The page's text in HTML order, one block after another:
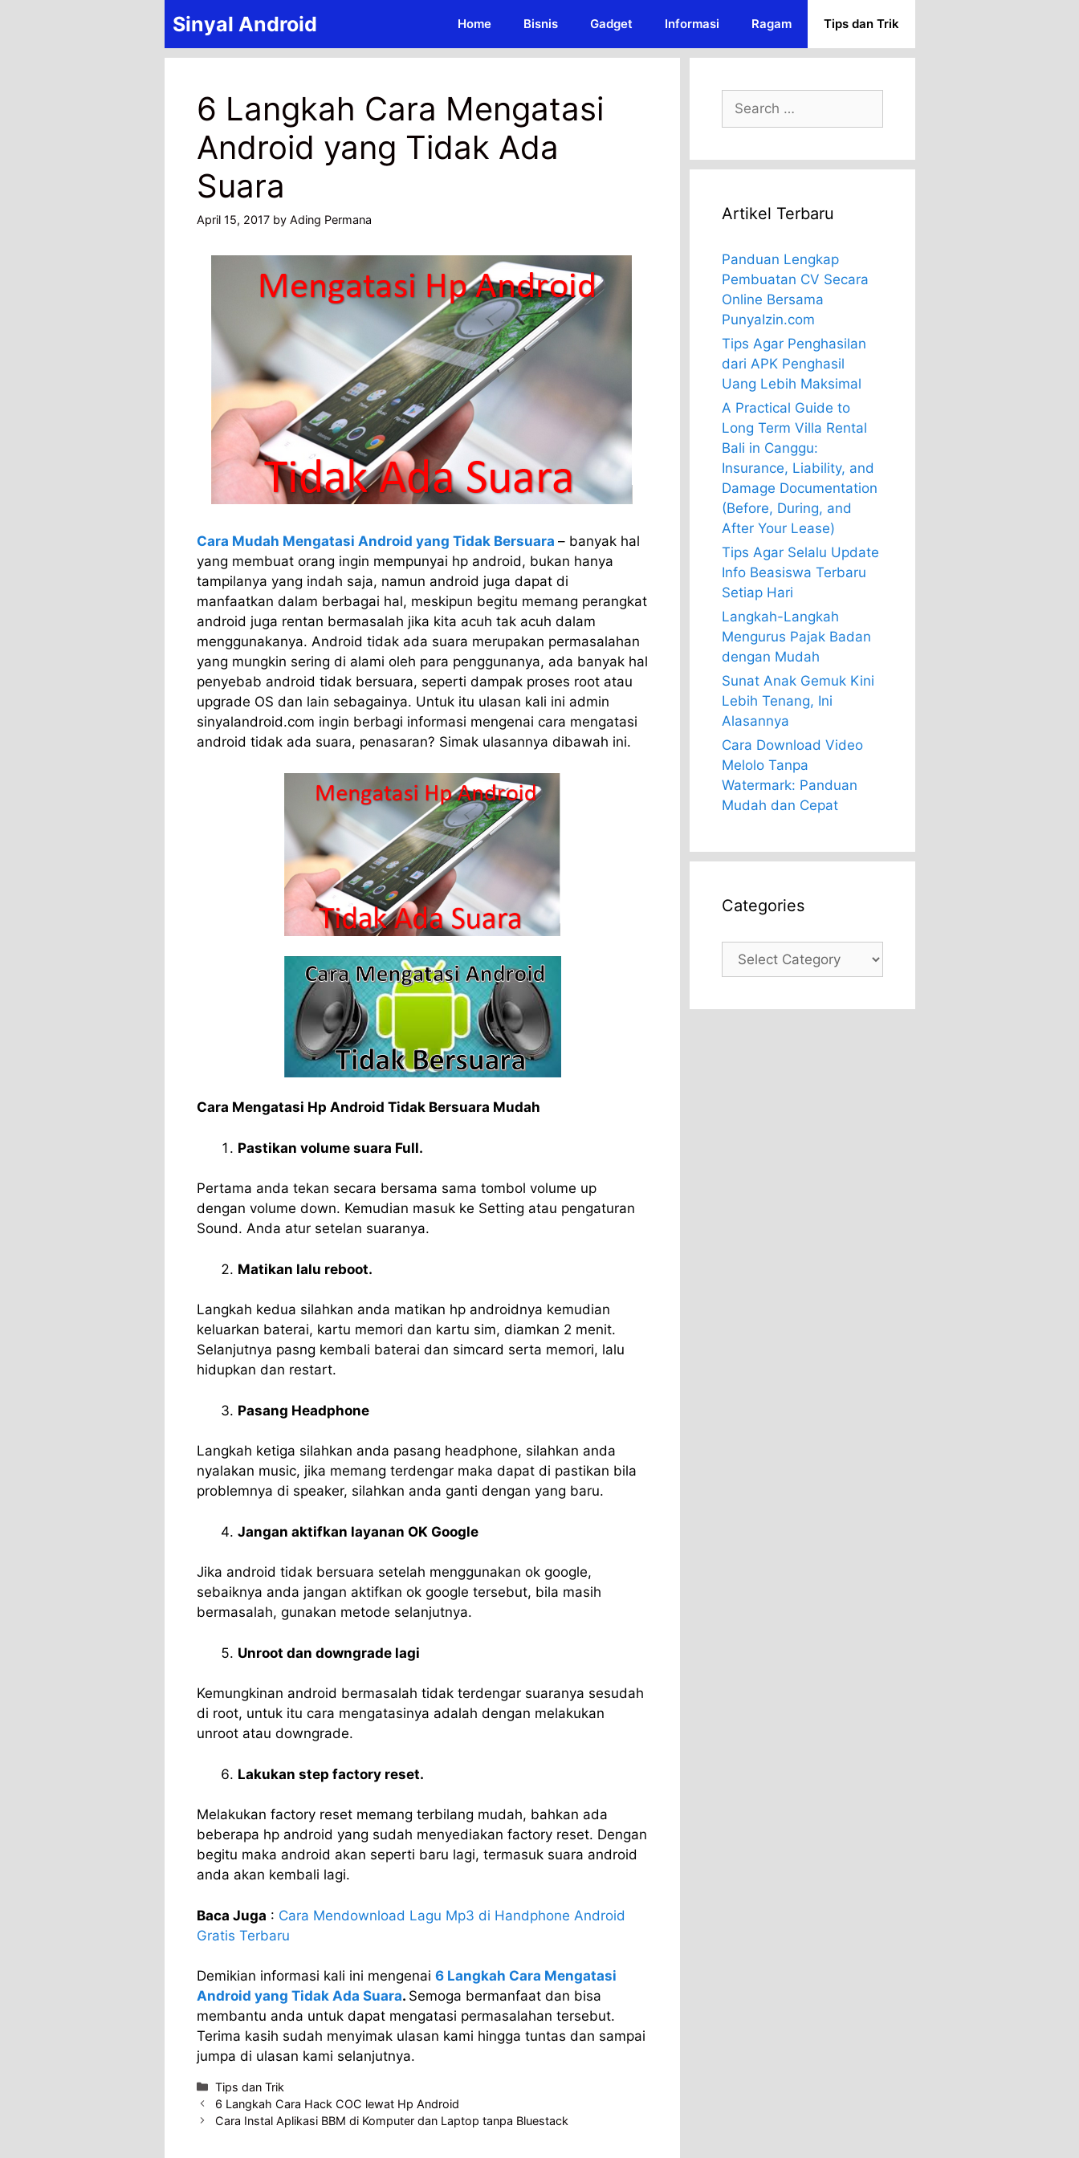
Sinyal Android Home Bisnis Gadget Informasi Ragam Tips dan Trik
6 Langkah Cara Mengatasi
Android yang Tidak Ada
Suara
April 15, 2017 by Ading Permana
Cara Mudah Mengatasi Android yang Tidak Bersuara – banyak hal
yang membuat orang ingin mempunyai hp android, bukan hanya
tampilanya yang indah saja, namun android juga dapat di
manfaatkan dalam berbagai hal, meskipun begitu memang perangkat
android juga rentan bermasalah jika kita acuh tak acuh dalam
menggunakanya. Android tidak ada suara merupakan permasalahan
yang mungkin sering di alami oleh para penggunanya, ada banyak hal
penyebab android tidak bersuara, seperti dampak proses root atau
upgrade OS dan lain sebagainya. Untuk itu ulasan kali ini admin
sinyalandroid.com ingin berbagi informasi mengenai cara mengatasi
android tidak ada suara, penasaran? Simak ulasannya dibawah ini.
Cara Mengatasi Hp Android Tidak Bersuara Mudah
Pastikan volume suara Full.
Pertama anda tekan secara bersama sama tombol volume up
dengan volume down. Kemudian masuk ke Setting atau pengaturan
Sound. Anda atur setelan suaranya.
Matikan lalu reboot.
Langkah kedua silahkan anda matikan hp androidnya kemudian
keluarkan baterai, kartu memori dan kartu sim, diamkan 2 menit.
Selanjutnya pasng kembali baterai dan simcard serta memori, lalu
hidupkan dan restart.
Pasang Headphone
Langkah ketiga silahkan anda pasang headphone, silahkan anda
nyalakan music, jika memang terdengar maka dapat di pastikan bila
problemnya di speaker, silahkan anda ganti dengan yang baru.
Jangan aktifkan layanan OK Google
Jika android tidak bersuara setelah menggunakan ok google,
sebaiknya anda jangan aktifkan ok google tersebut, bila masih
bermasalah, gunakan metode selanjutnya.
Unroot dan downgrade lagi
Kemungkinan android bermasalah tidak terdengar suaranya sesudah
di root, untuk itu cara mengatasinya adalah dengan melakukan
unroot atau downgrade.
Lakukan step factory reset.
Melakukan factory reset memang terbilang mudah, bahkan ada
beberapa hp android yang sudah menyediakan factory reset. Dengan
begitu maka android akan seperti baru lagi, termasuk suara android
anda akan kembali lagi.
Baca Juga : Cara Mendownload Lagu Mp3 di Handphone Android
Gratis Terbaru
Demikian informasi kali ini mengenai 6 Langkah Cara Mengatasi
Android yang Tidak Ada Suara. Semoga bermanfaat dan bisa
membantu anda untuk dapat mengatasi permasalahan tersebut.
Terima kasih sudah menyimak ulasan kami hingga tuntas dan sampai
jumpa di ulasan kami selanjutnya.
Categories
Tips dan Trik
6 Langkah Cara Hack COC lewat Hp Android
Cara Instal Aplikasi BBM di Komputer dan Laptop tanpa Bluestack
Search
for:
Artikel Terbaru
Panduan Lengkap
Pembuatan CV Secara
Online Bersama
PunyaIzin.com
Tips Agar Penghasilan
dari APK Penghasil
Uang Lebih Maksimal
A Practical Guide to
Long Term Villa Rental
Bali in Canggu:
Insurance, Liability, and
Damage Documentation
(Before, During, and
After Your Lease)
Tips Agar Selalu Update
Info Beasiswa Terbaru
Setiap Hari
Langkah-Langkah
Mengurus Pajak Badan
dengan Mudah
Sunat Anak Gemuk Kini
Lebih Tenang, Ini
Alasannya
Cara Download Video
Melolo Tanpa
Watermark: Panduan
Mudah dan Cepat
Categories
Categories